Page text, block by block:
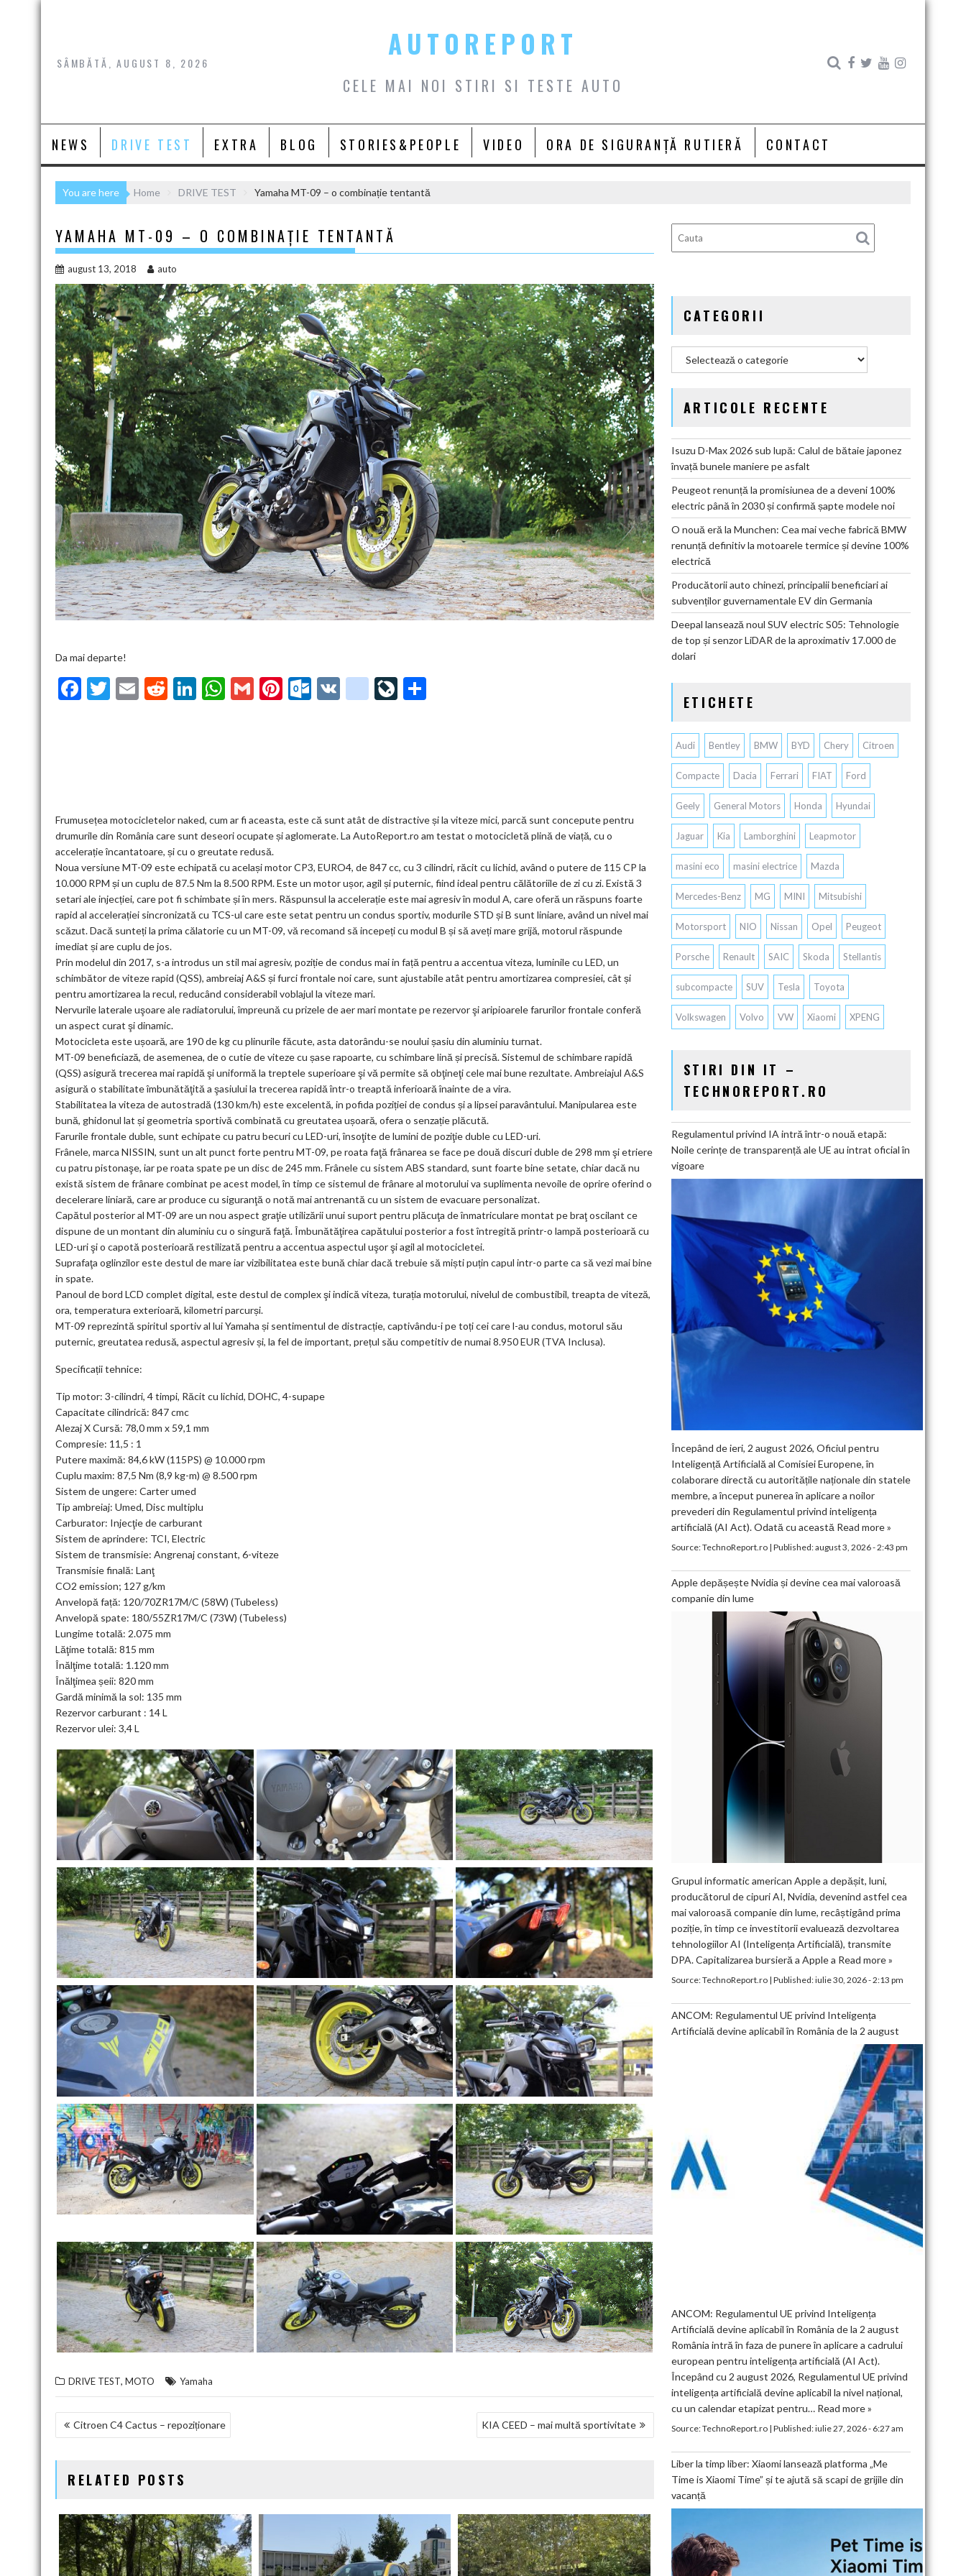
Skip
SÂMBĂTĂ, AUGUST 8, 2026
AUTOREPORT
CELE MAI NOI STIRI SI TESTE AUTO
NEWS DRIVE TEST EXTRA BLOG STORIES&PEOPLE VIDEO ORA DE SIGURANȚĂ RUTIERĂ CONTACT
You are here Home DRIVE TEST Yamaha MT-09 – o combinație tentantă
YAMAHA MT-09 – O COMBINAȚIE TENTANTĂ
august 13, 2018 auto
Da mai departe!
F
k
T
E
R
Li W
p
G
Pi O
m
V
g
o
o
k
m
ar
ks
Li
Frumusețea motocicletelor naked, cum ar fi aceasta, este că sunt atât de distractive și la viteze mici, parcă sunt concepute pentru
drumurile din România care sunt deseori ocupate și aglomerate. La AutoReport.ro am testat o motocicletă plină de viață, cu o
accelerație încantatoare, și cu o greutate redusă.
Noua versiune MT-09 este echipată cu același motor CP3, EURO4, de 847 cc, cu 3 cilindri, răcit cu lichid, având o putere de 115 CP la
10.000 RPM și un cuplu de 87.5 Nm la 8.500 RPM. Este un motor ușor, agil și puternic, fiind ideal pentru călătoriile de zi cu zi. Există 3
setari ale injecției, care pot fi schimbate și în mers. Răspunsul la accelerație este mai agresiv în modul A, care oferă un răspuns foarte
rapid al accelerației sincronizată cu TCS-ul care este setat pentru un condus sportiv, modurile STD și B sunt liniare, având un nivel mai
scăzut. Dacă sunteți la prima călatorie cu un MT-09, vă recomand să incepeți cu modul B și să aveți mare grijă, motorul răspunde
imediat și are cuplu de jos.
Prin modelul din 2017, s-a introdus un stil mai agresiv, poziție de condus mai in față pentru a accentua viteza, luminile cu LED, un
schimbător de viteze rapid (QSS), ambreiaj A&S și furci frontale noi care, sunt ajustabile atât pentru amortizarea compresiei, cât și
pentru amortizarea la recul, reducând considerabil voblajul la viteze mari.
Nervurile laterale uşoare ale radiatorului, împreună cu prizele de aer mari montate pe rezervor şi aripioarele farurilor frontale conferă
un aspect curat şi dinamic.
Motocicleta este ușoară, are 190 de kg cu plinurile făcute, asta datorându-se noului șasiu din aluminiu turnat.
MT-09 beneficiază, de asemenea, de o cutie de viteze cu șase rapoarte, cu schimbare lină și precisă. Sistemul de schimbare rapidă
(QSS) asigură trecerea mai rapidă şi uniformă la treptele superioare şi vă permite să obţineţi cele mai bune rezultate. Ambreiajul A&S
asigură o stabilitate îmbunătăţită a şasiului la trecerea rapidă într-o treaptă inferioară înainte de a vira.
Stabilitatea la viteza de autostradă (130 km/h) este excelentă, in pofida poziției de condus și a lipsei paravântului. Manipularea este
bună, ghidonul lat și geometria sportivă combinată cu greutatea ușoară, ofera o senzație plăcută.
Farurile frontale duble, sunt echipate cu patru becuri cu LED-uri, însoţite de lumini de poziţie duble cu LED-uri.
Frânele, marca NISSIN, sunt un alt punct forte pentru MT-09, pe roata faţă frânarea se face pe două discuri duble de 298 mm şi etriere
cu patru pistonaşe, iar pe roata spate pe un disc de 245 mm. Frânele cu sistem ABS standard, sunt foarte bine setate, chiar dacă nu
există sistem de frânare combinat pe acest model, în timp ce sistemul de frânare al motorului va suplimenta nevoile de oprire oferind o
decelerare liniară, care ar produce cu siguranţă o notă mai antrenantă cu un sistem de evacuare personalizat.
Capătul posterior al MT-09 are un nou aspect graţie utilizării unui suport pentru plăcuţa de înmatriculare montat pe braţ oscilant ce
dispune de un montant din aluminiu cu o singură faţă. Îmbunătăţirea capătului posterior a fost întregită printr-o lampă posterioară cu
LED-uri şi o capotă posterioară restilizată pentru a accentua aspectul uşor şi agil al motocicletei.
Suprafaţa oglinzilor este destul de mare iar vizibilitatea este bună chiar dacă trebuie să miști puțin capul intr-o parte ca să vezi mai bine
in spate.
Panoul de bord LCD complet digital, este destul de complex şi indică viteza, turația motorului, nivelul de combustibil, treapta de viteză,
ora, temperatura exterioară, kilometri parcurși.
MT-09 reprezintă spiritul sportiv al lui Yamaha și sentimentul de distracție, captivându-i pe toți cei care l-au condus, motorul său
puternic, greutatea redusă, aspectul agresiv și, la fel de important, prețul său competitiv de numai 8.950 EUR (TVA Inclusa).
Specificații tehnice:
Tip motor: 3-cilindri, 4 timpi, Răcit cu lichid, DOHC, 4-supape
Capacitate cilindrică: 847 cmc
Alezaj X Cursă: 78,0 mm x 59,1 mm
Compresie: 11,5 : 1
Putere maximă: 84,6 kW (115PS) @ 10.000 rpm
Cuplu maxim: 87,5 Nm (8,9 kg-m) @ 8.500 rpm
Sistem de ungere: Carter umed
Tip ambreiaj: Umed, Disc multiplu
Carburator: Injecţie de carburant
Sistem de aprindere: TCI, Electric
Sistem de transmisie: Angrenaj constant, 6-viteze
Transmisie finală: Lanţ
CO2 emission; 127 g/km
Anvelopă față: 120/70ZR17M/C (58W) (Tubeless)
Anvelopă spate: 180/55ZR17M/C (73W) (Tubeless)
Lungime totală: 2.075 mm
Lăţime totală: 815 mm
Înălţime totală: 1.120 mm
Înălţimea șeii: 820 mm
Gardă minimă la sol: 135 mm
Rezervor carburant : 14 L
Rezervor ulei: 3,4 L
DRIVE TEST, MOTO Yamaha
NAVIGARE
ARTICOLE
Citroen C4 Cactus – repoziționare KIA CEED – mai multă sportivitate
RELATED POSTS
CATEGORII
ARTICOLE RECENTE
Isuzu D-Max 2026 sub lupă: Calul de bătaie japonez
învață bunele maniere pe asfalt
Peugeot renunță la promisiunea de a deveni 100%
electric până în 2030 și confirmă șapte modele noi
O nouă eră la Munchen: Cea mai veche fabrică BMW
renunță definitiv la motoarele termice și devine 100%
electrică
Producătorii auto chinezi, principalii beneficiari ai
subvenților guvernamentale EV din Germania
Deepal lansează noul SUV electric S05: Tehnologie
de top și senzor LiDAR de la aproximativ 17.000 de
dolari
ETICHETE
Audi Bentley BMW BYD Chery Citroen
Compacte Dacia Ferrari FIAT Ford
Geely General Motors Honda Hyundai
Jaguar Kia Lamborghini Leapmotor
masini eco masini electrice Mazda
Mercedes-Benz MG MINI Mitsubishi
Motorsport NIO Nissan Opel Peugeot
Porsche Renault SAIC Skoda Stellantis
subcompacte SUV Tesla Toyota
Volkswagen Volvo VW Xiaomi XPENG
STIRI DIN IT –
TECHNOREPORT.RO
Regulamentul privind IA intră într-o nouă etapă:
Noile cerințe de transparență ale UE au intrat oficial în
vigoare
Începând de ieri, 2 august 2026, Oficiul pentru
Inteligență Artificială al Comisiei Europene, în
colaborare directă cu autoritățile naționale din statele
membre, a început punerea în aplicare a noilor
prevederi din Regulamentul privind inteligența
artificială (AI Act). Odată cu această Read more »
Source:TechnoReport.ro| Published:august 3, 2026 - 2:43 pm
Apple depășește Nvidia și devine cea mai valoroasă
companie din lume
Grupul informatic american Apple a depășit, luni,
producătorul de cipuri AI, Nvidia, devenind astfel cea
mai valoroasă companie din lume, recâștigând prima
poziție, în timp ce investitorii evaluează dezvoltarea
tehnologiilor AI (Inteligența Artificială), transmite
DPA. Capitalizarea bursieră a Apple a Read more »
Source:TechnoReport.ro| Published:iulie 30, 2026 - 2:13 pm
ANCOM: Regulamentul UE privind Inteligența
Artificială devine aplicabil în România de la 2 august
ANCOM: Regulamentul UE privind Inteligența
Artificială devine aplicabil în România de la 2 august
România intră în faza de punere în aplicare a cadrului
european pentru inteligența artificială (AI Act).
Începând cu 2 august 2026, Regulamentul UE privind
inteligența artificială devine aplicabil la nivel național,
cu un calendar etapizat pentru… Read more »
Source:TechnoReport.ro| Published:iulie 27, 2026 - 6:27 am
Liber la timp liber: Xiaomi lansează platforma „Me
Time is Xiaomi Time” și te ajută să scapi de grijile din
vacanță